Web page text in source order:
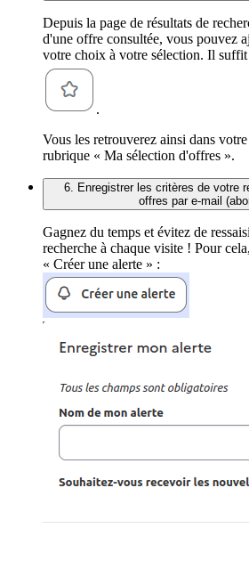
Depuis la page de résultats de
d'une offre consultée, vous pouvez
votre choix à votre sélection. Il
.
Vous les retrouverez ainsi dans
rubrique « Ma sélection d'offres ».
6. Enregistrer les critères de votre
offres par e-mail
Gagnez du temps et évitez de
recherche à chaque visite ! Pour
« Créer une alerte » :